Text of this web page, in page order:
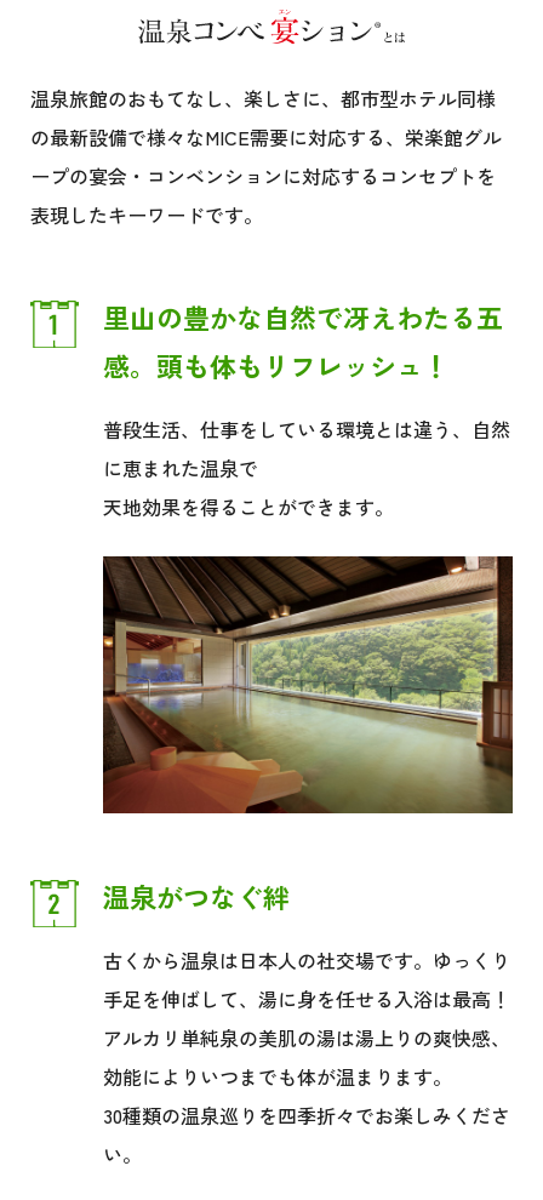
温泉旅館のおもてなし、楽しさに、都市型ホテル同様
の最新設備で様々なMICE需要に対応する、栄楽館グル
ープの宴会・コンベンションに対応するコンセプトを
表現したキーワードです。
里山の豊かな自然で冴えわたる五
感。 頭も体もリフレッシュ！
普段生活、仕事をしている環境とは違う、 自然
に恵まれた温泉で
天地効果を得ることができます。
温泉がつなぐ絆
古くから温泉は日本人の社交場です。ゆっくり
手足を伸ばして、湯に身を任せる入浴は最高！
アルカリ単純泉の美肌の湯は湯上りの爽快感、
効能によりいつまでも体が温まります。
30種類の温泉巡りを四季折々でお楽しみくださ
い。